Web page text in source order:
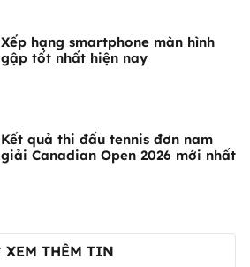
Xếp hạng smartphone màn hình
gập tốt nhất hiện nay
Kết quả thi đấu tennis đơn nam
giải Canadian Open 2026 mới nhất
XEM THÊM TIN